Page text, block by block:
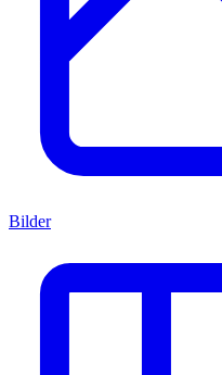
Bilder